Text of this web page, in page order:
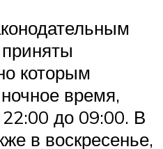
которым
время,
22:00 до 09:00. В
в воскресенье,